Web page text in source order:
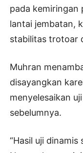
pada kemiringan
lantai jembatan,
stabilitas trotoar
Muhran
disayangkan
menyelesaikan
sebelumnya.
“Hasil uji